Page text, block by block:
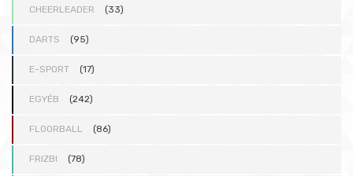
CHEERLEADER (33)
DARTS (95)
E-SPORT (17)
EGYÉB (242)
FLOORBALL (86)
FRIZBI (78)